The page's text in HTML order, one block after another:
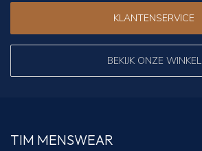
KLANTENSERVICE
BEKIJK ONZE WINKEL
TIM MENSWEAR